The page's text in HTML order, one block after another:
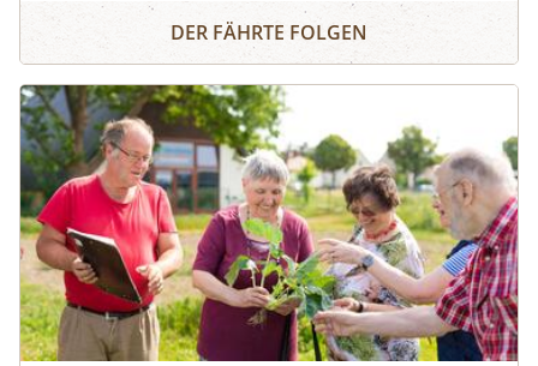
Bergwiesn
DER FÄHRTE FOLGEN